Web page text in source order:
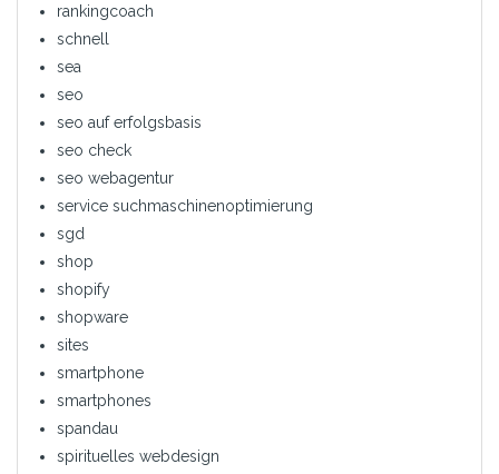
rankingcoach
schnell
sea
seo
seo auf erfolgsbasis
seo check
seo webagentur
service suchmaschinenoptimierung
sgd
shop
shopify
shopware
sites
smartphone
smartphones
spandau
spirituelles webdesign